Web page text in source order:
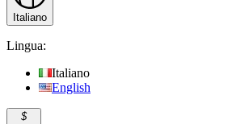
Italiano
Lingua:
Italiano
English
$